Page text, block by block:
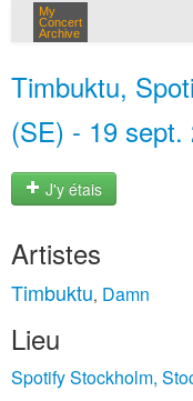
My
Concert
Archive
Timbuktu,
(SE) - 19 sept.
J'y étais
Artistes
Timbuktu, Damn
Lieu
Spotify Stockholm,